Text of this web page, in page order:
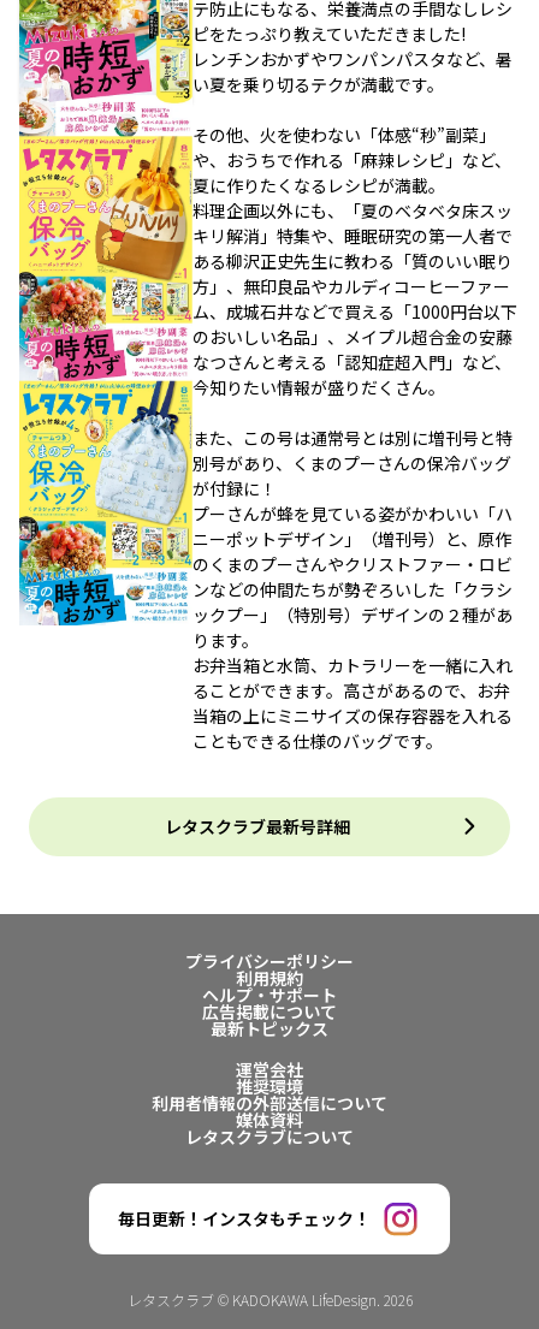
テ防止にもなる、栄養満点の手間なしレシ
ピをたっぷり教えていただきました!
レンチンおかずやワンパンパスタなど、暑
い夏を乗り切るテクが満載です。
その他、火を使わない「体感“秒”副菜」
や、おうちで作れる「麻辣レシピ」など、
夏に作りたくなるレシピが満載。
料理企画以外にも、「夏のベタベタ床スッ
キリ解消」特集や、睡眠研究の第一人者で
ある柳沢正史先生に教わる「質のいい眠り
方」、無印良品やカルディコーヒーファー
ム、成城石井などで買える「1000円台以下
のおいしい名品」、メイプル超合金の安藤
なつさんと考える「認知症超入門」など、
今知りたい情報が盛りだくさん。
また、この号は通常号とは別に増刊号と特
別号があり、くまのプーさんの保冷バッグ
が付録に！
プーさんが蜂を見ている姿がかわいい「ハ
ニーポットデザイン」（増刊号）と、原作
のくまのプーさんやクリストファー・ロビ
ンなどの仲間たちが勢ぞろいした「クラシ
ックプー」（特別号）デザインの２種があ
ります。
お弁当箱と水筒、カトラリーを一緒に入れ
ることができます。高さがあるので、お弁
当箱の上にミニサイズの保存容器を入れる
こともできる仕様のバッグです。
レタスクラブ最新号詳細
プライバシーポリシー
利用規約
ヘルプ・サポート
広告掲載について
最新トピックス
運営会社
推奨環境
利用者情報の外部送信について
媒体資料
レタスクラブについて
毎日更新！インスタもチェック！
レタスクラブ © KADOKAWA LifeDesign. 2026